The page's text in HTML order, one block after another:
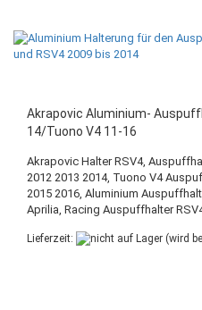
Akrapovic Aluminium-
14/Tuono V4 11-16
Akrapovic Halter RSV4,
2012 2013 2014, Tuono V4
2015 2016, Aluminium
Aprilia, Racing Auspuffhalter
Lieferzeit: